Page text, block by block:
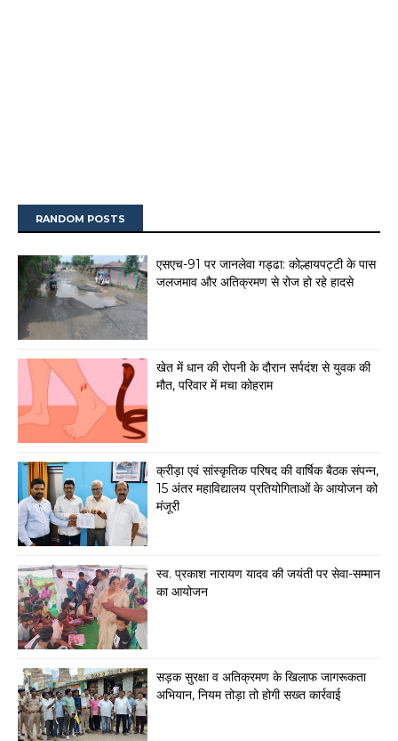
RANDOM POSTS
एसएच-91 पर जानलेवा गड्ढा: कोल्हायपट्टी के पास
जलजमाव और अतिक्रमण से रोज हो रहे हादसे
खेत में धान की रोपनी के दौरान सर्पदंश से युवक की
मौत, परिवार में मचा कोहराम
क्रीड़ा एवं सांस्कृतिक परिषद की वार्षिक बैठक संपन्न,
15 अंतर महाविद्यालय प्रतियोगिताओं के आयोजन को
मंजूरी
स्व. प्रकाश नारायण यादव की जयंती पर सेवा-सम्मान
का आयोजन
सड़क सुरक्षा व अतिक्रमण के खिलाफ जागरूकता
अभियान, नियम तोड़ा तो होगी सख्त कार्रवाई